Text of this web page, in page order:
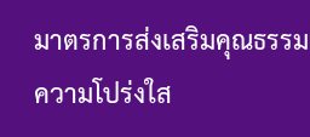
มาตรการส่งเสริมคุณธรร
ความโปร่งใส